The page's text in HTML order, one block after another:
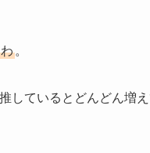
。
しているとどんどん増え